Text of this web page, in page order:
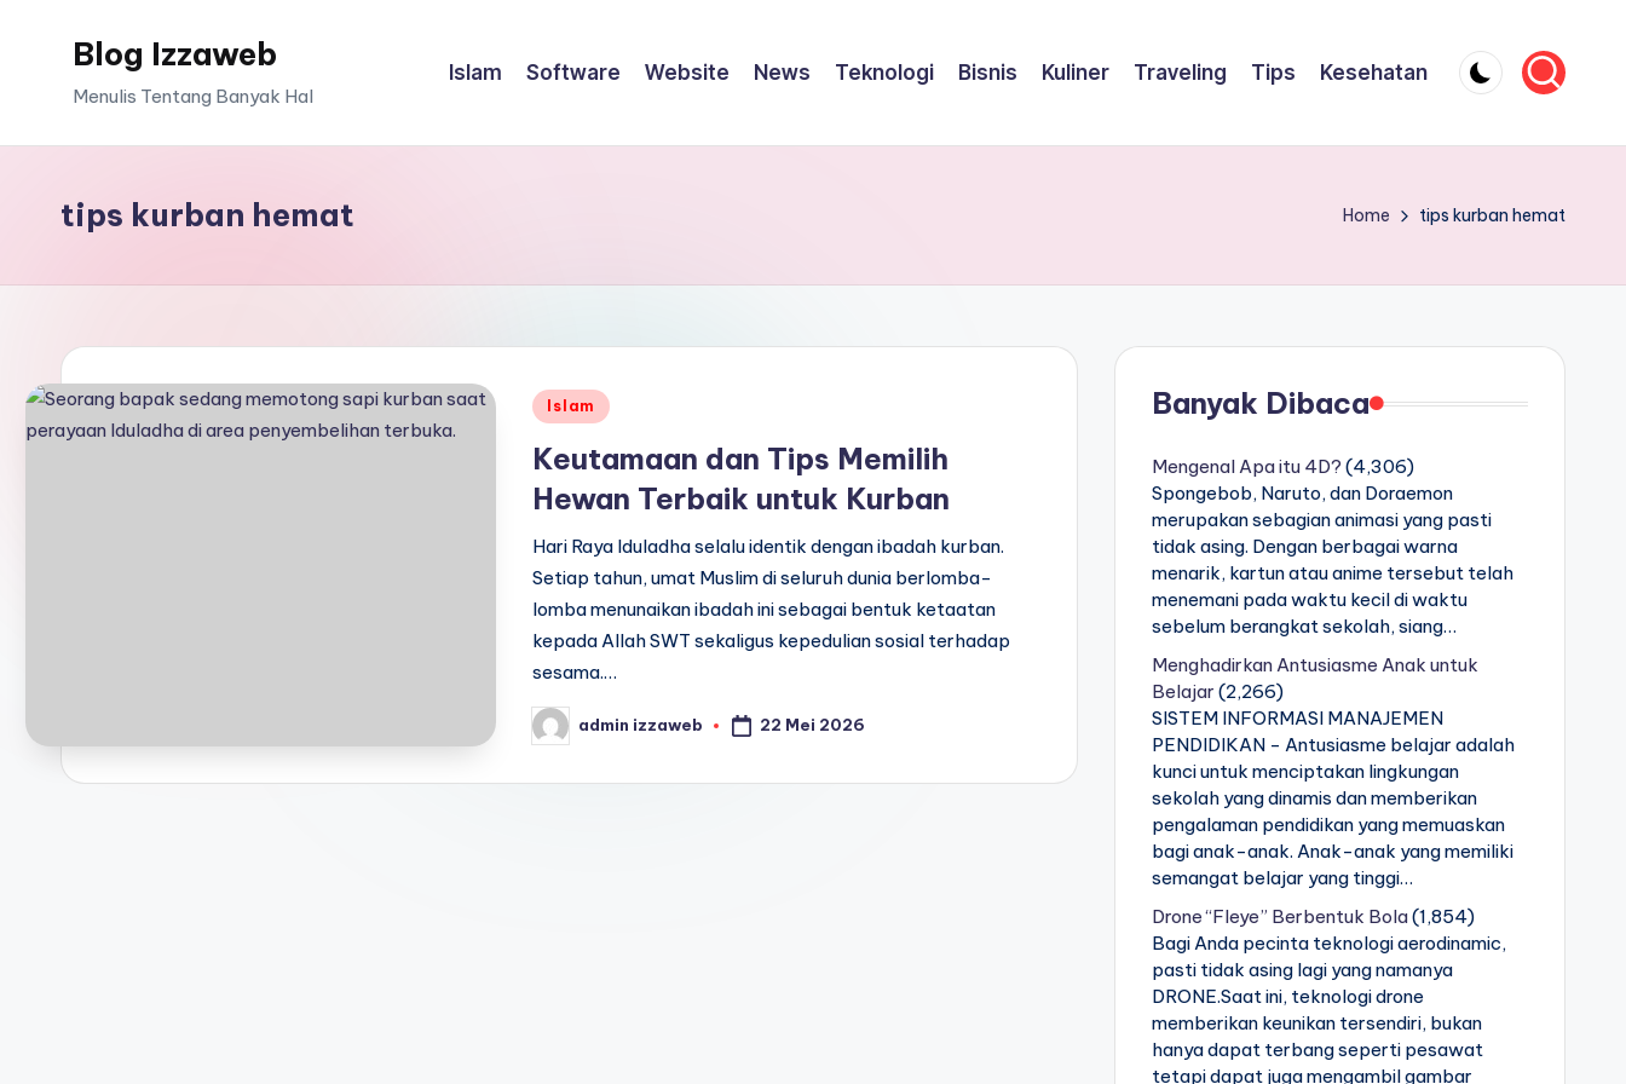
Blog Izzaweb
Menulis Tentang Banyak Hal
Islam Software Website News Teknologi Bisnis Kuliner Traveling Tips Kesehatan
tips kurban hemat Home tips kurban hemat
Posted
Islam
Keutamaan dan Tips Memilih
Hewan Terbaik untuk Kurban
Hari Raya Iduladha selalu identik dengan ibadah kurban.
Setiap tahun, umat Muslim di seluruh dunia berlomba-
lomba menunaikan ibadah ini sebagai bentuk ketaatan
kepada Allah SWT sekaligus kepedulian sosial terhadap
sesama.…
Posted
by
admin izzaweb 22 Mei 2026
Banyak Dibaca
Mengenal Apa itu 4D? (4,306)
Spongebob, Naruto, dan Doraemon
merupakan sebagian animasi yang pasti
tidak asing. Dengan berbagai warna
menarik, kartun atau anime tersebut telah
menemani pada waktu kecil di waktu
sebelum berangkat sekolah, siang…
Menghadirkan Antusiasme Anak untuk
Belajar (2,266)
SISTEM INFORMASI MANAJEMEN
PENDIDIKAN - Antusiasme belajar adalah
kunci untuk menciptakan lingkungan
sekolah yang dinamis dan memberikan
pengalaman pendidikan yang memuaskan
bagi anak-anak. Anak-anak yang memiliki
semangat belajar yang tinggi…
Drone “Fleye” Berbentuk Bola(1,854)
Bagi Anda pecinta teknologi aerodinamic,
pasti tidak asing lagi yang namanya
DRONE.Saat ini, teknologi drone
memberikan keunikan tersendiri, bukan
hanya dapat terbang seperti pesawat
tetapi dapat juga mengambil gambar